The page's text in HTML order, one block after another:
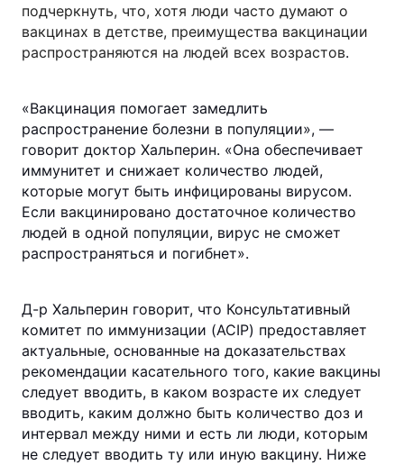
подчеркнуть, что, хотя люди часто думают о
вакцинах в детстве, преимущества вакцинации
распространяются на людей всех возрастов.
«Вакцинация помогает замедлить
распространение болезни в популяции», —
говорит доктор Хальперин. «Она обеспечивает
иммунитет и снижает количество людей,
которые могут быть инфицированы вирусом.
Если вакцинировано достаточное количество
людей в одной популяции, вирус не сможет
распространяться и погибнет».
Д-р Хальперин говорит, что Консультативный
комитет по иммунизации (ACIP) предоставляет
актуальные, основанные на доказательствах
рекомендации касательного того, какие вакцины
следует вводить, в каком возрасте их следует
вводить, каким должно быть количество доз и
интервал между ними и есть ли люди, которым
не следует вводить ту или иную вакцину. Ниже